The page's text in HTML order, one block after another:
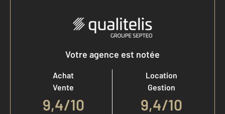
Votre agence est notée
Achat
Vente
9,4/10
Location
Gestion
9,4/10